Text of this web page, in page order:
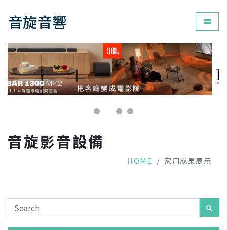
音旋音響 為您
音旋影音設備
HOME 家用成果展示